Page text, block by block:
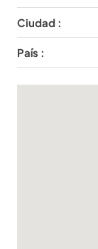
Ciudad :
País :